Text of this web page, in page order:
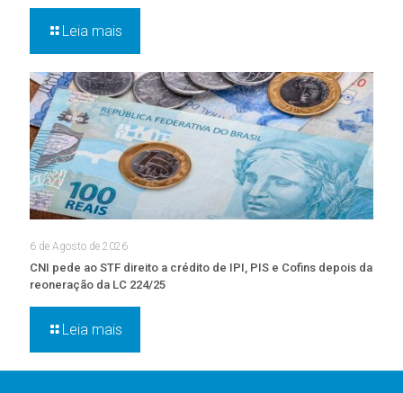
Leia mais
6 de Agosto de 2026
CNI pede ao STF direito a crédito de IPI, PIS e Cofins depois da
reoneração da LC 224/25
Leia mais